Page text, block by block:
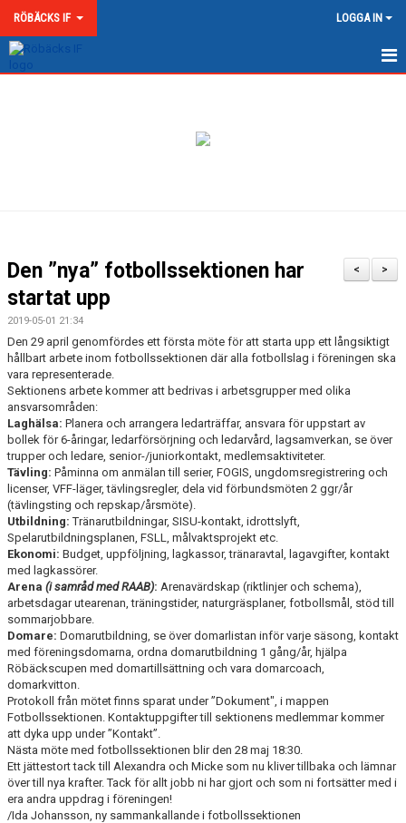
RÖBÄCKS IF LOGGA IN
MATCHER
MEDLEMSKAP & AVGIFTER
RÖBÄCKS ARENA
>
<
Den ”nya” fotbollssektionen har
startat upp
2019-05-01 21:34
Den 29 april genomfördes ett första möte för att starta upp ett långsiktigt
hållbart arbete inom fotbollssektionen där alla fotbollslag i föreningen ska
vara representerade.
Sektionens arbete kommer att bedrivas i arbetsgrupper med olika
ansvarsområden:
Laghälsa: Planera och arrangera ledarträffar, ansvara för uppstart av
bollek för 6-åringar, ledarförsörjning och ledarvård, lagsamverkan, se över
trupper och ledare, senior-/juniorkontakt, medlemsaktiviteter.
Tävling: Påminna om anmälan till serier, FOGIS, ungdomsregistrering och
licenser, VFF-läger, tävlingsregler, dela vid förbundsmöten 2 ggr/år
(tävlingsting och repskap/årsmöte).
Utbildning: Tränarutbildningar, SISU-kontakt, idrottslyft,
Spelarutbildningsplanen, FSLL, målvaktsprojekt etc.
Ekonomi: Budget, uppföljning, lagkassor, tränaravtal, lagavgifter, kontakt
med lagkassörer.
Arena (i samråd med RAAB): Arenavärdskap (riktlinjer och schema),
arbetsdagar utearenan, träningstider, naturgräsplaner, fotbollsmål, stöd till
sommarjobbare.
Domare: Domarutbildning, se över domarlistan inför varje säsong, kontakt
med föreningsdomarna, ordna domarutbildning 1 gång/år, hjälpa
Röbäckscupen med domartillsättning och vara domarcoach,
domarkvitton.
Protokoll från mötet finns sparat under ”Dokument", i mappen
Fotbollssektionen. Kontaktuppgifter till sektionens medlemmar kommer
att dyka upp under ”Kontakt”.
Nästa möte med fotbollssektionen blir den 28 maj 18:30.
Ett jättestort tack till Alexandra och Micke som nu kliver tillbaka och lämnar
över till nya krafter. Tack för allt jobb ni har gjort och som ni fortsätter med i
era andra uppdrag i föreningen!
/Ida Johansson, ny sammankallande i fotbollssektionen